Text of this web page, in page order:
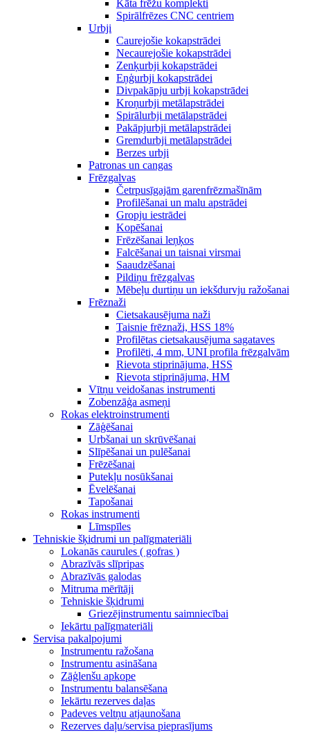
Kāta frēžu komplekti
Spirālfrēzes CNC centriem
Urbji
Caurejošie kokapstrādei
Necaurejošie kokapstrādei
Zenķurbji kokapstrādei
Eņģurbji kokapstrādei
Divpakāpju urbji kokapstrādei
Kroņurbji metālapstrādei
Spirālurbji metālapstrādei
Pakāpjurbji metālapstrādei
Gremdurbji metālapstrādei
Berzes urbji
Patronas un cangas
Frēzgalvas
Četrpusīgajām garenfrēzmašīnām
Profilēšanai un malu apstrādei
Gropju iestrādei
Kopēšanai
Frēzēšanai leņķos
Falcēšanai un taisnai virsmai
Saaudzēšanai
Pildiņu frēzgalvas
Mēbeļu durtiņu un iekšdurvju ražošanai
Frēznaži
Cietsakausējuma naži
Taisnie frēznaži, HSS 18%
Profilētas cietsakausējuma sagataves
Profilēti, 4 mm, UNI profila frēzgalvām
Rievota stiprinājuma, HSS
Rievota stiprinājuma, HM
Vītņu veidošanas instrumenti
Zobenzāģa asmeņi
Rokas elektroinstrumenti
Zāģēšanai
Urbšanai un skrūvēšanai
Slīpēšanai un pulēšanai
Frēzēšanai
Putekļu nosūkšanai
Ēvelēšanai
Tapošanai
Rokas instrumenti
Līmspīles
Tehniskie šķidrumi un palīgmateriāli
Lokanās caurules ( gofras )
Abrazīvās slīpripas
Abrazīvās galodas
Mitruma mērītāji
Tehniskie šķidrumi
Griezējinstrumentu saimniecībai
Iekārtu palīgmateriāli
Servisa pakalpojumi
Instrumentu ražošana
Instrumentu asināšana
Zāģlenšu apkope
Instrumentu balansēšana
Iekārtu rezerves daļas
Padeves veltņu atjaunošana
Rezerves daļu/servisa pieprasījums